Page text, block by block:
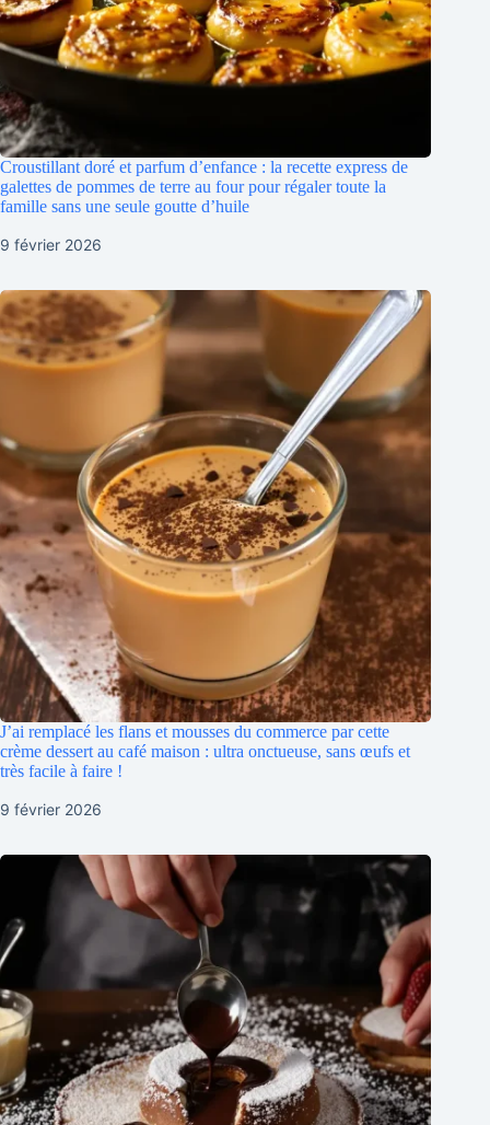
Croustillant doré et parfum d’enfance : la recette express de
galettes de pommes de terre au four pour régaler toute la
famille sans une seule goutte d’huile
9 février 2026
J’ai remplacé les flans et mousses du commerce par cette
crème dessert au café maison : ultra onctueuse, sans œufs et
très facile à faire !
9 février 2026